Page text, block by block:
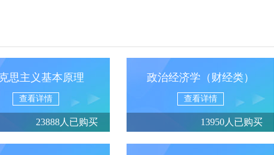
思主义基本原理
查看详情
23888人已购买
政治经济学（财经类）
查看详情
13950人已购买